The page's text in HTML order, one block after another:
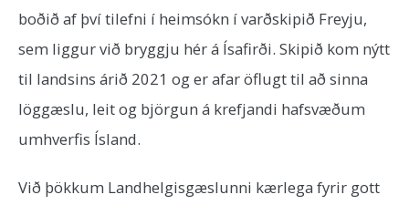
boðið af því tilefni í heimsókn í varðskipið Freyju,
sem liggur við bryggju hér á Ísafirði. Skipið kom nýtt
til landsins árið 2021 og er afar öflugt til að sinna
löggæslu, leit og björgun á krefjandi hafsvæðum
umhverfis Ísland.
Við þökkum Landhelgisgæslunni kærlega fyrir gott